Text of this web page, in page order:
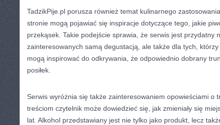
TadzikPije.pl porusza również temat kulinarnego
stronie mogą pojawiać się inspiracje dotyczące tego, jakie
przekąsek. Takie podejście sprawia, że serwis jest przydatny
zainteresowanych samą degustacją, ale także dla tych, którzy
mogą inspirować do odkrywania, że odpowiednio dobrany
posiłek.
Serwis wyróżnia się także zainteresowaniem opowieściami o
treściom czytelnik może dowiedzieć się, jak zmieniały się
lat. Alkohol przedstawiany jest nie tylko jako produkt, lecz